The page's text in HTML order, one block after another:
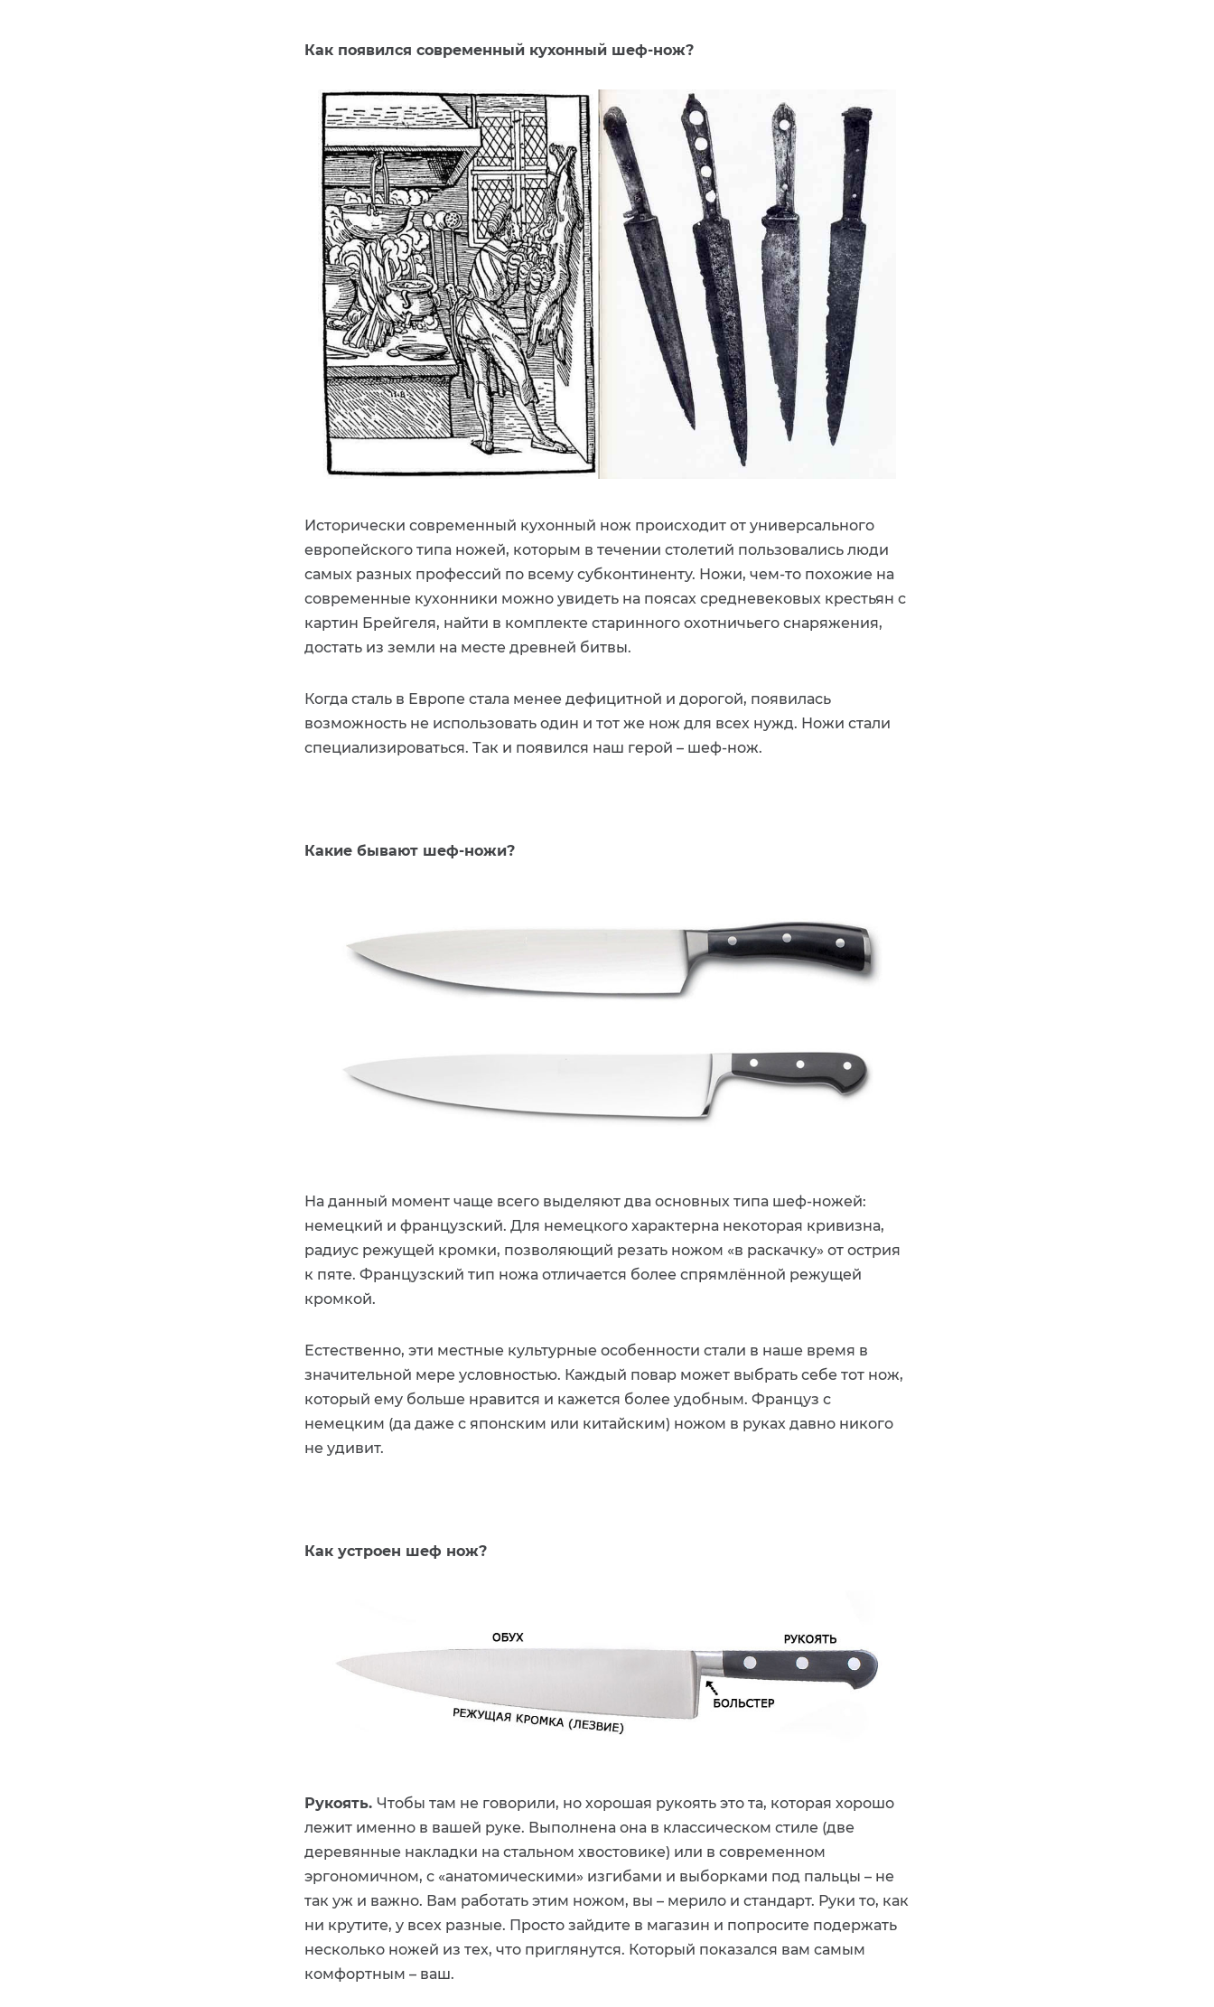
Как появился современный кухонный шеф-нож?
Исторически современный кухонный нож происходит от универсального
европейского типа ножей, которым в течении столетий пользовались люди
самых разных профессий по всему субконтиненту. Ножи, чем-то похожие на
современные кухонники можно увидеть на поясах средневековых крестьян с
картин Брейгеля, найти в комплекте старинного охотничьего снаряжения,
достать из земли на месте древней битвы.
Когда сталь в Европе стала менее дефицитной и дорогой, появилась
возможность не использовать один и тот же нож для всех нужд. Ножи стали
специализироваться. Так и появился наш герой – шеф-нож.
Какие бывают шеф-ножи?
На данный момент чаще всего выделяют два основных типа шеф-ножей:
немецкий и французский. Для немецкого характерна некоторая кривизна,
радиус режущей кромки, позволяющий резать ножом «в раскачку» от острия
к пяте. Французский тип ножа отличается более спрямлённой режущей
кромкой.
Естественно, эти местные культурные особенности стали в наше время в
значительной мере условностью. Каждый повар может выбрать себе тот нож,
который ему больше нравится и кажется более удобным. Француз с
немецким (да даже с японским или китайским) ножом в руках давно никого
не удивит.
Как устроен шеф нож?
Рукоять. Чтобы там не говорили, но хорошая рукоять это та, которая хорошо
лежит именно в вашей руке. Выполнена она в классическом стиле (две
деревянные накладки на стальном хвостовике) или в современном
эргономичном, с «анатомическими» изгибами и выборками под пальцы – не
так уж и важно. Вам работать этим ножом, вы – мерило и стандарт. Руки то, как
ни крутите, у всех разные. Просто зайдите в магазин и попросите подержать
несколько ножей из тех, что приглянутся. Который показался вам самым
комфортным – ваш.